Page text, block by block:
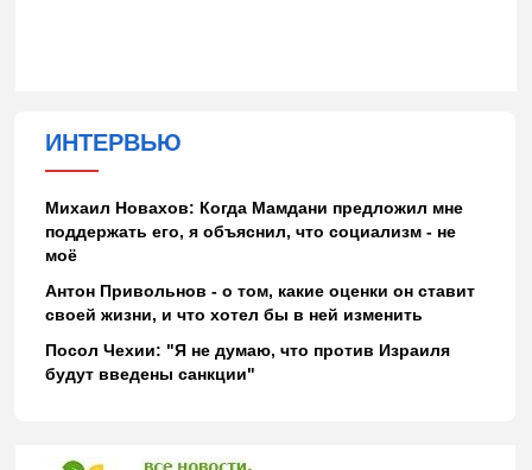
ИНТЕРВЬЮ
Михаил Новахов: Когда Мамдани предложил мне
поддержать его, я объяснил, что социализм - не
моё
Антон Привольнов - о том, какие оценки он ставит
своей жизни, и что хотел бы в ней изменить
Посол Чехии: "Я не думаю, что против Израиля
будут введены санкции"